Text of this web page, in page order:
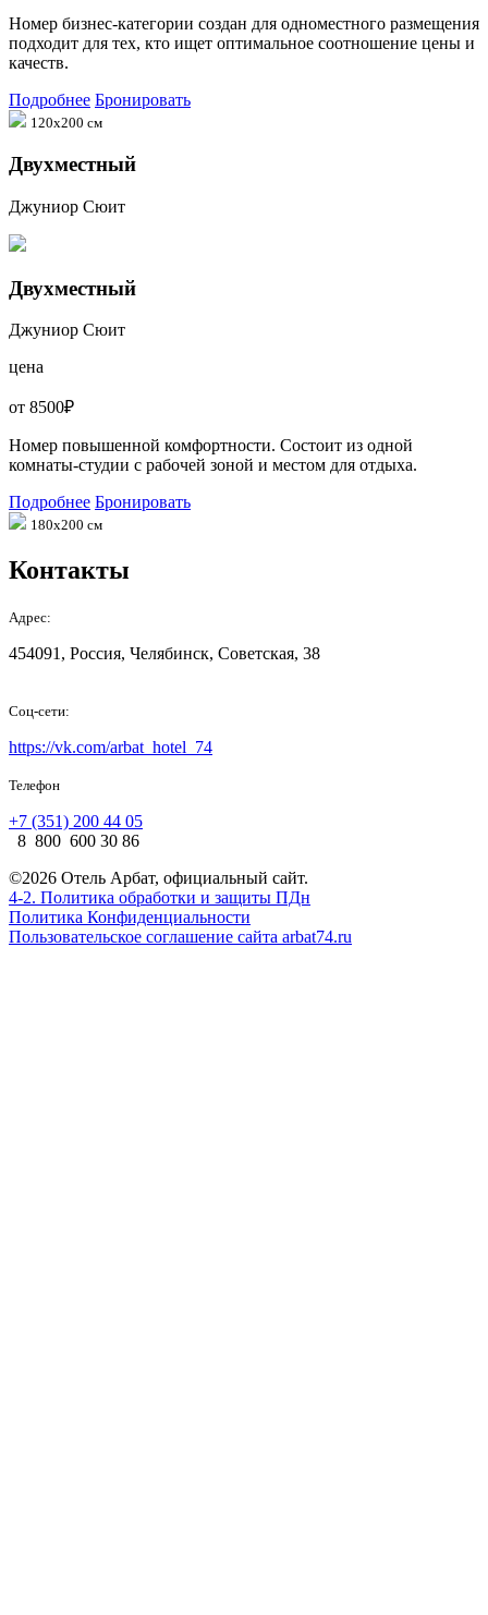
Номер бизнес-категории создан для одноместного размещения
подходит для тех, кто ищет оптимальное соотношение цены и
качеств.
Подробнее Бронировать
120х200 см
Двухместный
Джуниор Сюит
Двухместный
Джуниор Сюит
цена
от 8500₽
Номер повышенной комфортности. Состоит из одной
комнаты-студии с рабочей зоной и местом для отдыха.
Подробнее Бронировать
180х200 см
Контакты
Адрес:
454091, Россия, Челябинск, Советская, 38
Соц-сети:
https://vk.com/arbat_hotel_74
Телефон
+7 (351) 200 44 05
8 800 600 30 86
©2026 Отель Арбат, официальный сайт.
4-2. Политика обработки и защиты ПДн
Политика Конфиденциальности
Пользовательское соглашение сайта arbat74.ru